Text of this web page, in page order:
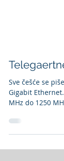
Sve češće se
MHz do 1250